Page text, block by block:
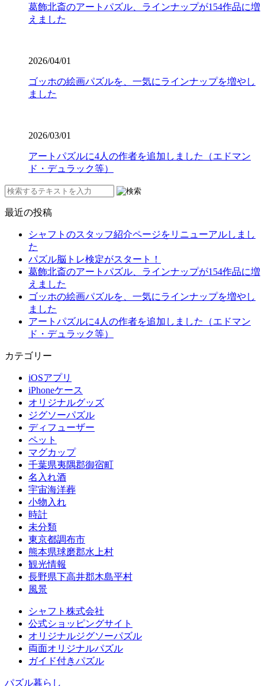
葛飾北斎のアートパズル、ラインナップが154作品に増
えました
2026/04/01
ゴッホの絵画パズルを、一気にラインナップを増やし
ました
2026/03/01
アートパズルに4人の作者を追加しました（エドマン
ド・デュラック等）
最近の投稿
シャフトのスタッフ紹介ページをリニューアルしまし
た
パズル脳トレ検定がスタート！
葛飾北斎のアートパズル、ラインナップが154作品に増
えました
ゴッホの絵画パズルを、一気にラインナップを増やし
ました
アートパズルに4人の作者を追加しました（エドマン
ド・デュラック等）
カテゴリー
iOSアプリ
iPhoneケース
オリジナルグッズ
ジグソーパズル
ディフューザー
ペット
マグカップ
千葉県夷隅郡御宿町
名入れ酒
宇宙海洋葬
小物入れ
時計
未分類
東京都調布市
熊本県球磨郡水上村
観光情報
長野県下高井郡木島平村
風景
シャフト株式会社
公式ショッピングサイト
オリジナルジグソーパズル
両面オリジナルパズル
ガイド付きパズル
パズル暮らし